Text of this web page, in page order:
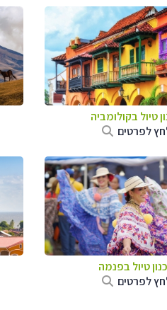
טיול בקולומביה
לפרטים
טיול בפנמה
לפרטים